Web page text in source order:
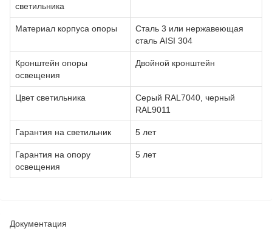
светильника
Материал корпуса опоры
Сталь 3 или нержавеющая
сталь AISI 304
Кронштейн опоры
освещения
Двойной кронштейн
Цвет светильника
Серый RAL7040, черный
RAL9011
Гарантия на светильник 5 лет
Гарантия на опору
освещения
5 лет
Документация